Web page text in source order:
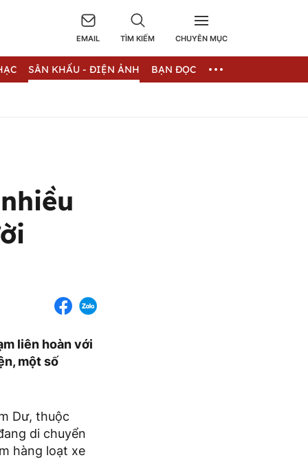
EMAIL TÌM KIẾM CHUYÊN MỤC
SÂN KHẤU - ĐIỆN ẢNH BẠN ĐỌC
liên hoàn với
một số
Dư, thuộc
di chuyển
hàng loạt xe